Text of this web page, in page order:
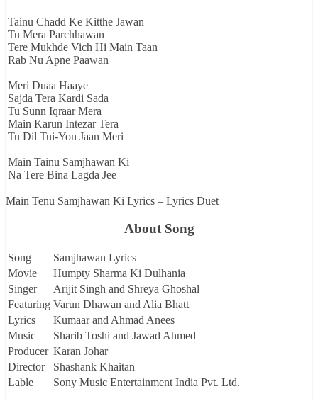
Tainu Chadd Ke Kitthe Jawan
Tu Mera Parchhawan
Tere Mukhde Vich Hi Main Taan
Rab Nu Apne Paawan
Meri Duaa Haaye
Sajda Tera Kardi Sada
Tu Sunn Iqraar Mera
Main Karun Intezar Tera
Tu Dil Tui-Yon Jaan Meri
Main Tainu Samjhawan Ki
Na Tere Bina Lagda Jee
Main Tenu Samjhawan Ki Lyrics – Lyrics Duet
About Song
Song
Samjhawan Lyrics
Movie
Humpty Sharma Ki Dulhania
Singer
Arijit Singh and Shreya Ghoshal
Featuring Varun Dhawan and Alia Bhatt
Lyrics
Kumaar and Ahmad Anees
Music
Sharib Toshi and Jawad Ahmed
Producer Karan Johar
Director
Shashank Khaitan
Lable
Sony Music Entertainment India Pvt. Ltd.